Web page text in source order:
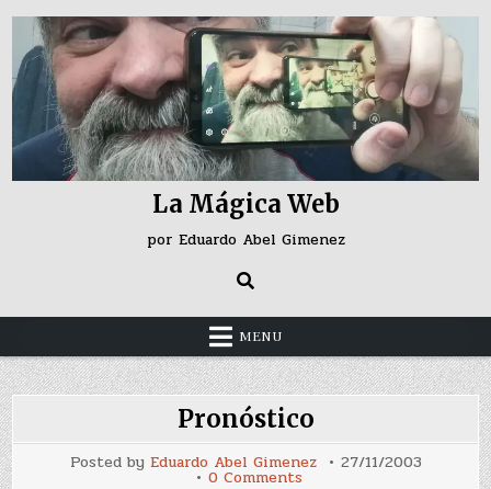
Skip
content
La Mágica Web
por Eduardo Abel Gimenez
MENU
Pronóstico
Posted by Eduardo Abel Gimenez 27/11/2003
0 Commentson